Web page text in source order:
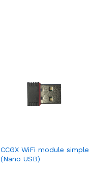
CCGX WiFi module simple
(Nano USB)